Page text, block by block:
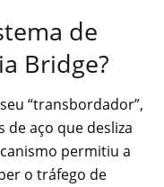
de
Bridge?
“transbordador”,
de aço que desliza
permitiu a
o tráfego de